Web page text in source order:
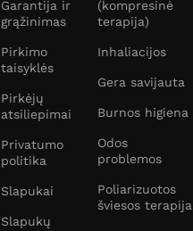
Garantija ir
grąžinimas
Pirkimo
taisyklės
Pirkėjų
atsiliepimai
Privatumo
politika
Slapukai
Slapukų
(kompresinė
terapija)
Inhaliacijos
Gera savijauta
Burnos higiena
Odos
problemos
Poliarizuotos
šviesos terapija